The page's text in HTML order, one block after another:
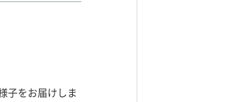
子をお届けしま